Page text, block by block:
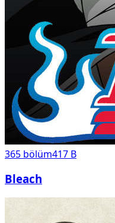
365 bölüm417 B
Bleach